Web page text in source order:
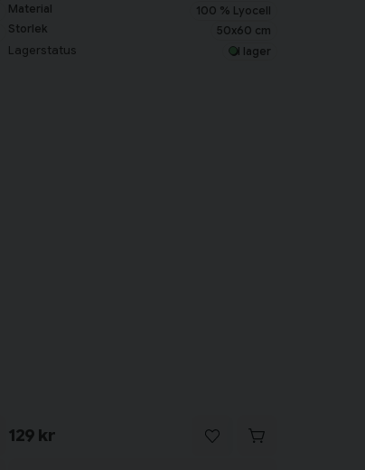
Material
100 % Lyocell
Storlek
50x60 cm
Lagerstatus I lager
129 kr